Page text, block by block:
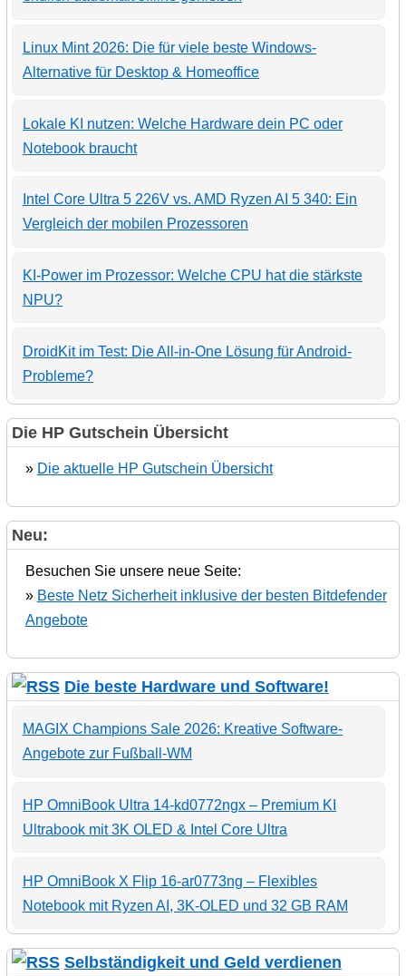
Linux Mint 2026: Die für viele beste Windows-
Alternative für Desktop & Homeoffice
Lokale KI nutzen: Welche Hardware dein PC oder
Notebook braucht
Intel Core Ultra 5 226V vs. AMD Ryzen AI 5 340: Ein
Vergleich der mobilen Prozessoren
KI-Power im Prozessor: Welche CPU hat die stärkste
NPU?
DroidKit im Test: Die All-in-One Lösung für Android-
Probleme?
Die HP Gutschein Übersicht
» Die aktuelle HP Gutschein Übersicht
Neu:
Besuchen Sie unsere neue Seite:
» Beste Netz Sicherheit inklusive der besten Bitdefender
Angebote
Die beste Hardware und Software!
MAGIX Champions Sale 2026: Kreative Software-
Angebote zur Fußball-WM
HP OmniBook Ultra 14-kd0772ngx – Premium KI
Ultrabook mit 3K OLED & Intel Core Ultra
HP OmniBook X Flip 16-ar0773ng – Flexibles
Notebook mit Ryzen AI, 3K-OLED und 32 GB RAM
Selbständigkeit und Geld verdienen